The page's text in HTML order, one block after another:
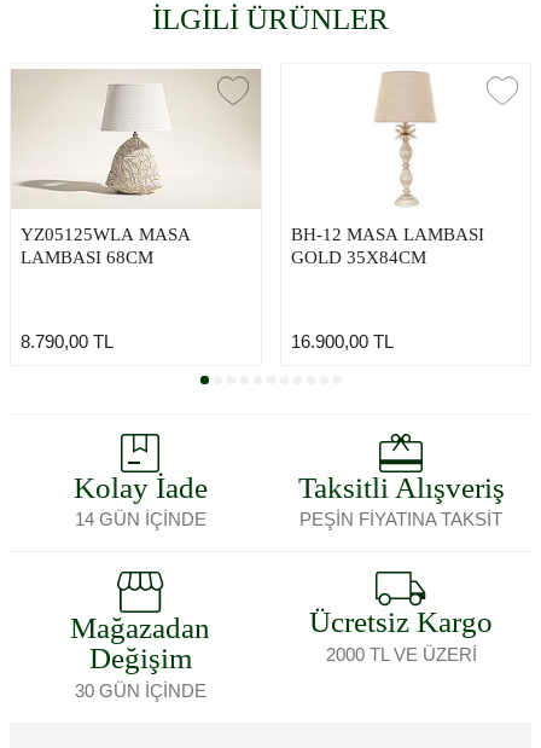
İLGİLİ ÜRÜNLER
YZ05125WLA MASA
LAMBASI 68CM
8.790,00 TL
BH-12 MASA LAMBASI
GOLD 35X84CM
16.900,00TL
Kolay İade
14 GÜN İÇİNDE
Taksitli Alışveriş
PEŞİN FİYATINA TAKSİT
Mağazadan
Değişim
30 GÜN İÇİNDE
Ücretsiz Kargo
2000 TL VE ÜZERİ